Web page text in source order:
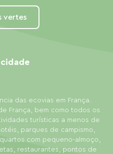
vertes
das ecovias em França.
França, bem como todos os
turísticas a menos de
parques de campismo,
com pequeno-almoço,
restaurantes, pontos de